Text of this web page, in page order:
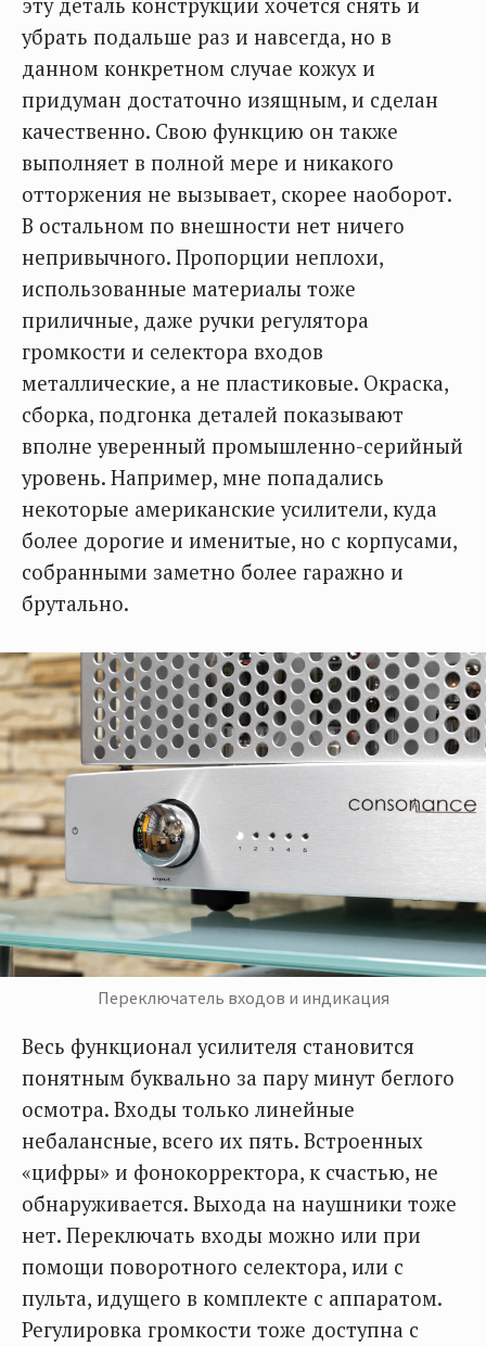
эту деталь конструкции хочется снять и
убрать подальше раз и навсегда, но в
данном конкретном случае кожух и
придуман достаточно изящным, и сделан
качественно. Свою функцию он также
выполняет в полной мере и никакого
отторжения не вызывает, скорее наоборот.
В остальном по внешности нет ничего
непривычного. Пропорции неплохи,
использованные материалы тоже
приличные, даже ручки регулятора
громкости и селектора входов
металлические, а не пластиковые. Окраска,
сборка, подгонка деталей показывают
вполне уверенный промышленно-серийный
уровень. Например, мне попадались
некоторые американские усилители, куда
более дорогие и именитые, но с корпусами,
собранными заметно более гаражно и
брутально.
Переключатель входов и индикация
Весь функционал усилителя становится
понятным буквально за пару минут беглого
осмотра. Входы только линейные
небалансные, всего их пять. Встроенных
«цифры» и фонокорректора, к счастью, не
обнаруживается. Выхода на наушники тоже
нет. Переключать входы можно или при
помощи поворотного селектора, или с
пульта, идущего в комплекте с аппаратом.
Регулировка громкости тоже доступна с